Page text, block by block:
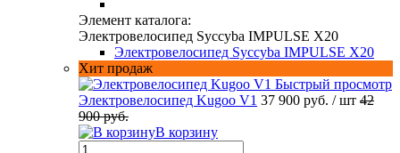
Элемент каталога:
Электровелосипед Syccyba IMPULSE X20
Электровелосипед Syccyba IMPULSE X20
Хит продаж
Быстрый просмотр
Электровелосипед Kugoo V1 37 900 руб. / шт 42
900 руб.
В корзину